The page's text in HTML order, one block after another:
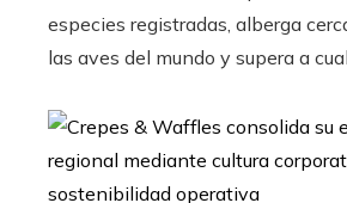
especies registradas, alberga
las aves del mundo y supera a